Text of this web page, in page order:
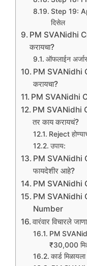
Step 19:
दिसेल
PM SVANidhi
करायचा?
ऑफलाईन
PM SVANidhi
करायचा?
PM SVANidhi
PM SVANidhi
तर काय करायचं?
Reject
उपाय:
PM SVANidhi
फायदेशीर आहे?
PM SVANidhi
PM SVANidhi
Number
वारंवार विचारले
PM
₹30,000
कार्ड